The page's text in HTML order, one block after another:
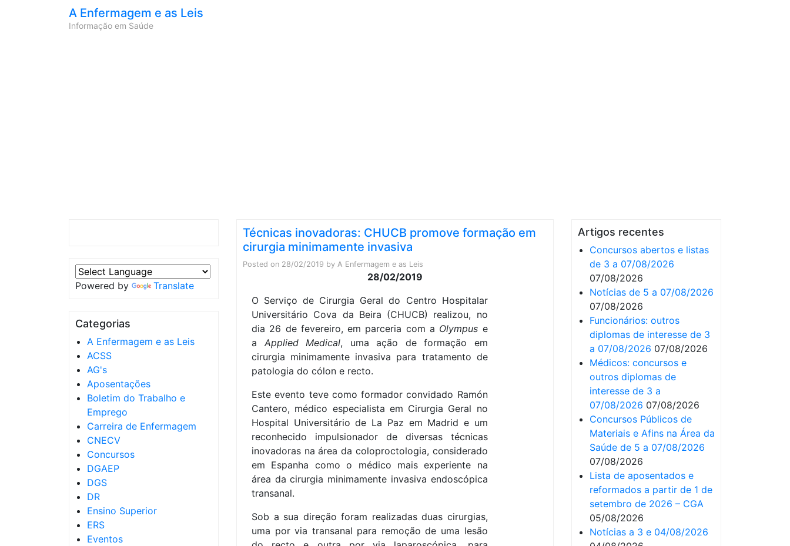
A Enfermagem e as Leis
Informação em Saúde
Powered by Translate
Categorias
A Enfermagem e as Leis
ACSS
AG's
Aposentações
Boletim do Trabalho e
Emprego
Carreira de Enfermagem
CNECV
Concursos
DGAEP
DGS
DR
Ensino Superior
ERS
Eventos
Técnicas inovadoras: CHUCB promove formação em
cirurgia minimamente invasiva
Posted on 28/02/2019 by A Enfermagem e as Leis
28/02/2019
O Serviço de Cirurgia Geral do Centro Hospitalar
Universitário Cova da Beira (CHUCB) realizou, no
dia 26 de fevereiro, em parceria com a Olympus e
a Applied Medical, uma ação de formação em
cirurgia minimamente invasiva para tratamento de
patologia do cólon e recto.
Este evento teve como formador convidado Ramón
Cantero, médico especialista em Cirurgia Geral no
Hospital Universitário de La Paz em Madrid e um
reconhecido impulsionador de diversas técnicas
inovadoras na área da coloproctologia, considerado
em Espanha como o médico mais experiente na
área da cirurgia minimamente invasiva endoscópica
transanal.
Sob a sua direção foram realizadas duas cirurgias,
uma por via transanal para remoção de uma lesão
Artigos recentes
Concursos abertos e listas
de 3 a 07/08/2026
07/08/2026
Notícias de 5 a 07/08/2026
07/08/2026
Funcionários: outros
diplomas de interesse de 3
a 07/08/2026 07/08/2026
Médicos: concursos e
outros diplomas de
interesse de 3 a
07/08/2026 07/08/2026
Concursos Públicos de
Materiais e Afins na Área da
Saúde de 5 a 07/08/2026
07/08/2026
Lista de aposentados e
reformados a partir de 1 de
setembro de 2026 – CGA
05/08/2026
Notícias a 3 e 04/08/2026